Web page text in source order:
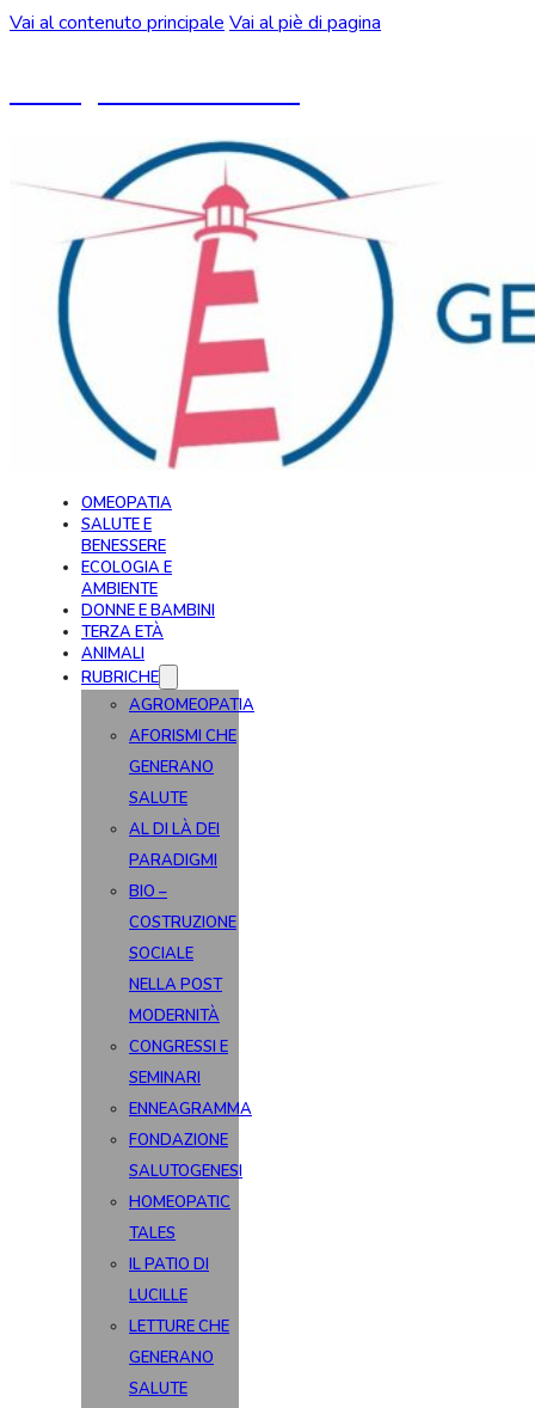
Vai al contenuto principale Vai al piè di pagina
OMEOPATIA
SALUTE E
BENESSERE
ECOLOGIA E
AMBIENTE
DONNE E BAMBINI
TERZA ETÀ
ANIMALI
RUBRICHE
AGROMEOPATIA
AFORISMI CHE
GENERANO
SALUTE
AL DI LÀ DEI
PARADIGMI
BIO –
COSTRUZIONE
SOCIALE
NELLA POST
MODERNITÀ
CONGRESSI E
SEMINARI
ENNEAGRAMMA
FONDAZIONE
SALUTOGENESI
HOMEOPATIC
TALES
IL PATIO DI
LUCILLE
LETTURE CHE
GENERANO
SALUTE